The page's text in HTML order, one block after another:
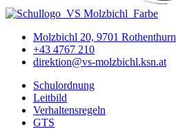
Molzbichl 20, 9701 Rothenthurn
+43 4767 210
direktion@vs-molzbichl.ksn.at
Schulordnung
Leitbild
Verhaltensregeln
GTS